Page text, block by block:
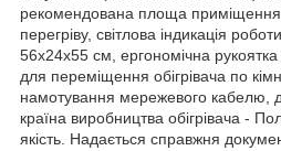
рекомендована площа приміщення
перегріву, світлова індикація
56х24х55 см, ергономічна рукоятка
для переміщення обігрівача по
намотування мережевого кабелю,
країна виробництва обігрівача -
якість. Надається справжня